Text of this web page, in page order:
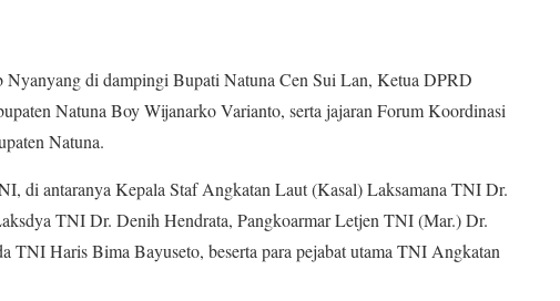
Nyanyang di dampingi Bupati Natuna Cen Sui Lan, Ketua DPRD
Natuna Boy Wijanarko Varianto, serta jajaran Forum Koordinasi
Natuna.
di antaranya Kepala Staf Angkatan Laut (Kasal) Laksamana TNI Dr.
TNI Dr. Denih Hendrata, Pangkoarmar Letjen TNI (Mar.) Dr.
TNI Haris Bima Bayuseto, beserta para pejabat utama TNI Angkatan